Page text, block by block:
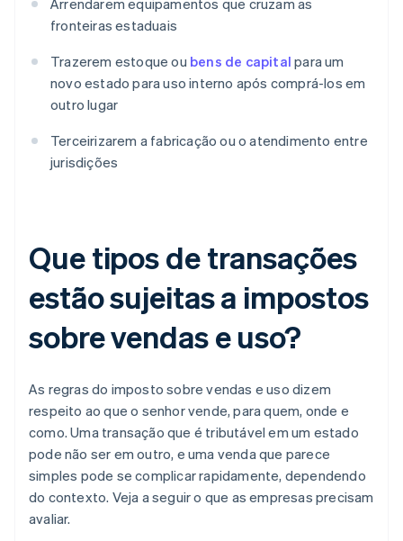
Arrendarem equipamentos que cruzam as
fronteiras estaduais
Trazerem estoque ou bens de capital para um
novo estado para uso interno após comprá-los em
outro lugar
Terceirizarem a fabricação ou o atendimento entre
jurisdições
Que tipos de transações
estão sujeitas a impostos
sobre vendas e uso?
As regras do imposto sobre vendas e uso dizem
respeito ao que o senhor vende, para quem, onde e
como. Uma transação que é tributável em um estado
pode não ser em outro, e uma venda que parece
simples pode se complicar rapidamente, dependendo
do contexto. Veja a seguir o que as empresas precisam
avaliar.